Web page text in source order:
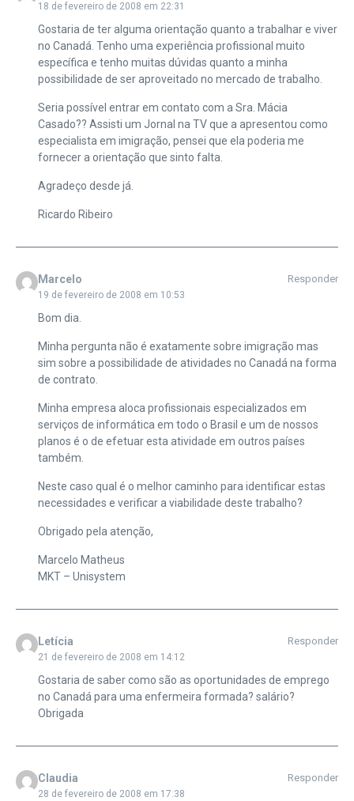
18 de fevereiro de 2008 em 22:31
Gostaria de ter alguma orientação quanto a trabalhar e viver
no Canadá. Tenho uma experiência profissional muito
específica e tenho muitas dúvidas quanto a minha
possibilidade de ser aproveitado no mercado de trabalho.
Seria possível entrar em contato com a Sra. Mácia
Casado?? Assisti um Jornal na TV que a apresentou como
especialista em imigração, pensei que ela poderia me
fornecer a orientação que sinto falta.
Agradeço desde já.
Ricardo Ribeiro
Marcelo
19 de fevereiro de 2008 em 10:53
Responder
Bom dia.
Minha pergunta não é exatamente sobre imigração mas
sim sobre a possibilidade de atividades no Canadá na forma
de contrato.
Minha empresa aloca profissionais especializados em
serviços de informática em todo o Brasil e um de nossos
planos é o de efetuar esta atividade em outros países
também.
Neste caso qual é o melhor caminho para identificar estas
necessidades e verificar a viabilidade deste trabalho?
Obrigado pela atenção,
Marcelo Matheus
MKT – Unisystem
Letícia
21 de fevereiro de 2008 em 14:12
Responder
Gostaria de saber como são as oportunidades de emprego
no Canadá para uma enfermeira formada? salário?
Obrigada
Claudia
28 de fevereiro de 2008 em 17:38
Responder